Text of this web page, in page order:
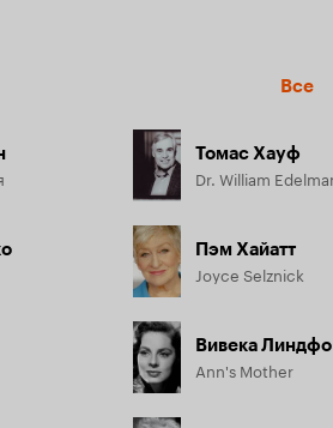
Все
Томас Хауф
Dr. William
Пэм Хайатт
Joyce Selznick
Вивека
Ann's Mother